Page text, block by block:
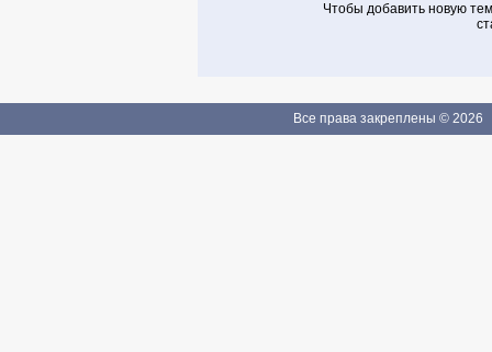
Чтобы добавить новую
Все права закреплены © 2026